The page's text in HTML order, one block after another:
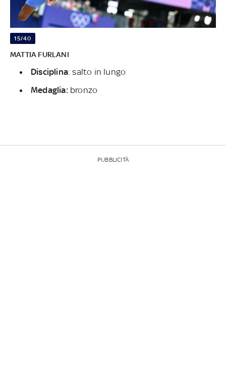
15/40
MATTIA FURLANI
Disciplina: salto in lungo
Medaglia:bronzo
PUBBLICITÀ